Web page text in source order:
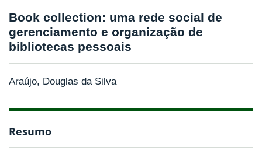
Book collection: uma rede social de
gerenciamento e organização de
bibliotecas pessoais
Araújo, Douglas da Silva
Resumo